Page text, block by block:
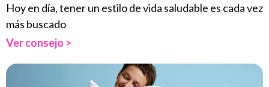
Hoy en día, tener un estilo de vida saludable es cada vez
más buscado
Ver consejo >